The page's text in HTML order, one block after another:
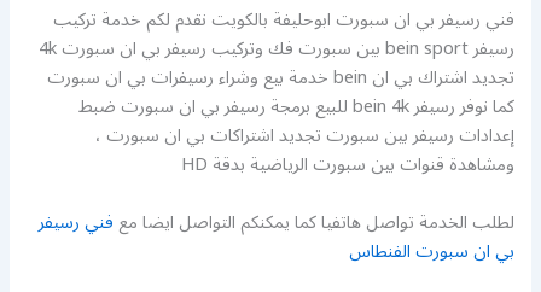
فني رسيفر بي ان سبورت ابوحليفة بالكويت نقدم لكم خدمة تركيب
رسيفر bein sport بين سبورت فك وتركيب رسيفر بي ان سبورت 4k
تجديد اشتراك بي ان bein خدمة بيع وشراء رسيفرات بي ان سبورت
كما نوفر رسيفر bein 4k للبيع برمجة رسيفر بي ان سبورت ضبط
إعدادات رسيفر بين سبورت تجديد اشتراكات بي ان سبورت ،
ومشاهدة قنوات بين سبورت الرياضية بدقة HD
لطلب الخدمة تواصل هاتفيا كما يمكنكم التواصل ايضا معفني رسيفر
بي ان سبورت الفنطاس